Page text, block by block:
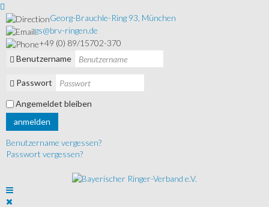
Georg-Brauchle-Ring 93, München
gs@brv-ringen.de
+49 (0) 89/15702-370
Benutzername
Passwort
Angemeldet bleiben
anmelden
Benutzername vergessen?
Passwort vergessen?